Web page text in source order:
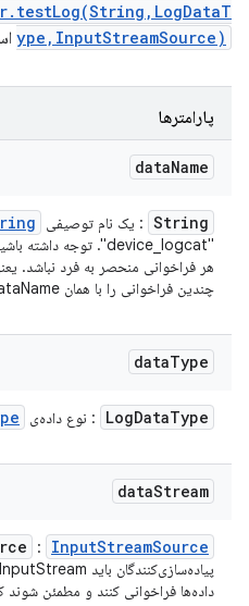
ype,InputStreamSource)
پارامترها
dataName
String : یک نام توصیفی
هر فراخوانی منحصر به فرد نباشد.
چندین فراخوانی را با همان dataName مدیریت کنند.
dataType
LogDataType : نوع داده‌ی
dataStream
: InputStreamSource